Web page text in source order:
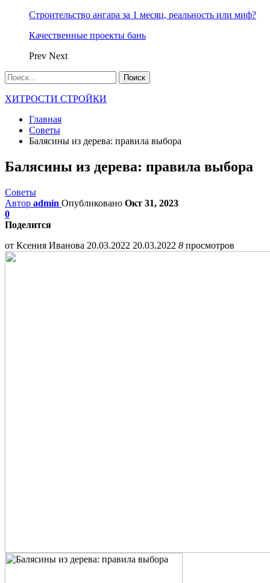
Строительство ангара за 1 месяц, реальность или миф?
Качественные проекты бань
Prev Next
ХИТРОСТИ СТРОЙКИ
Главная
Советы
Балясины из дерева: правила выбора
Балясины из дерева: правила выбора
Советы
Автор admin Опубликовано Окт 31, 2023
0
Поделится
от Ксения Иванова 20.03.2022 20.03.2022 8 просмотров